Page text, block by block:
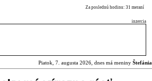
Za poslednú hodinu: 31 meraní
inzercia
Piatok, 7. augusta 2026, dnes má meniny Štefánia